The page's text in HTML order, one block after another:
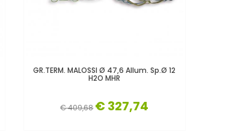
GR.TERM. MALOSSI Ø 47,6 Allum. Sp.Ø 12
H2O MHR
€ 409,68 € 327,74